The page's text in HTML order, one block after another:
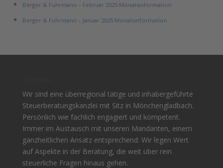
Berger & Fuhrmann – Februar 2025 Monatsinformation
Berger & Fuhrmann – Januar 2025 Monatsinformation
Wir sind eine überregional tätige und inhabergeführte
Steuerberatungskanzlei mit Sitz in Mönchengladbach.
Persönlich wie fachlich engagiert und kompetent.
Immer im Austausch mit unseren Mandanten, einem
ganzheitlichen Ansatz entsprechend: Wir legen Wert
auf Aspekte in der Beratung, die weit über rein
steuerliche Fragen hinaus gehen.